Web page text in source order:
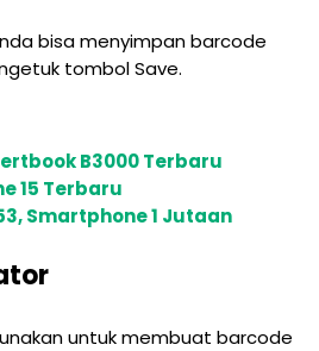
bisa menyimpan barcode
tombol Save.
B3000 Terbaru
15 Terbaru
Smartphone 1 Jutaan
untuk membuat barcode